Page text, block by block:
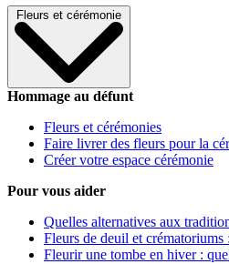
Fleurs et cérémonie
Hommage au défunt
Fleurs et cérémonies
Faire livrer des fleurs pour la
Créer votre espace cérémonie
Pour vous aider
Quelles alternatives aux
Fleurs de deuil et crématoriums
Fleurir une tombe en hiver :